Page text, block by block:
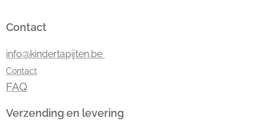
Contact
info@kindertapijten.be
Contact
FAQ
Verzending en levering